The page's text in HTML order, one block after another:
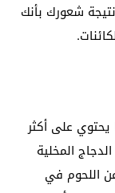
شعورك بأنك
يحتوي على أكثر
الدجاج المخلية
اللحوم في